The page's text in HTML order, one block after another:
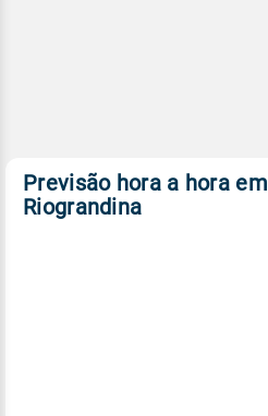
Previsão hora a hora em
Riograndina